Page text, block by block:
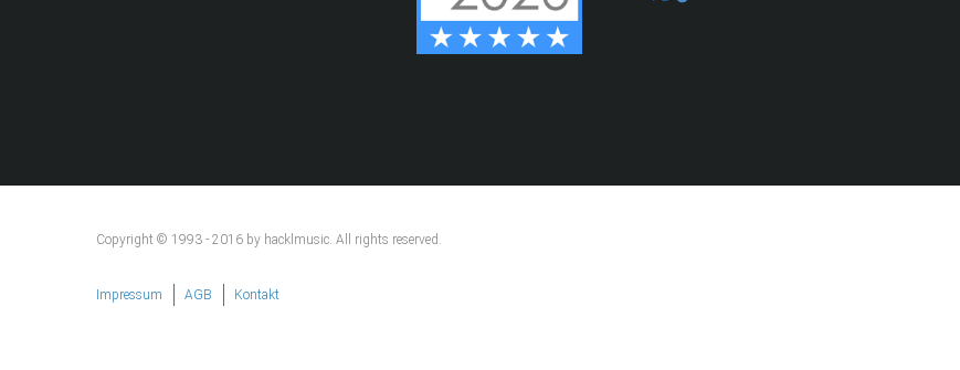
Copyright © 1993 - 2016 by hacklmusic. All rights reserved.
Impressum AGB Kontakt